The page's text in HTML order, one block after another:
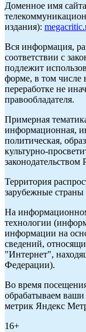
Доменное имя
издания):
Вся информация,
соответствии с
подлежит
форме, в том числе
переработке не
правообладателя.
Примерная
информационная,
политическая,
культурно-
Территория
зарубежные страны
На
технологии
информации на
сведений,
"Интернет",
Федерации).
Во время
обрабатываем
метрик Яндекс
16+